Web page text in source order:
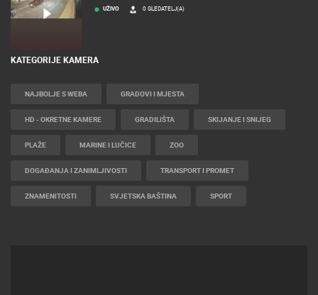
UŽIVO 0 GLEDATELJ(A)
KATEGORIJE KAMERA
NAJBOLJE S WEBA GRADOVI I MJESTA
HD - OKRETNE KAMERE GRADILIŠTA SKIJANJE I SNIJEG
PLAŽE MARINE I LUČICE ZOO
DOGAĐANJA I ZANIMLJIVOSTI TRANSPORT I PROMET
ZNAMENITOSTI SVJETSKA BAŠTINA SPORT